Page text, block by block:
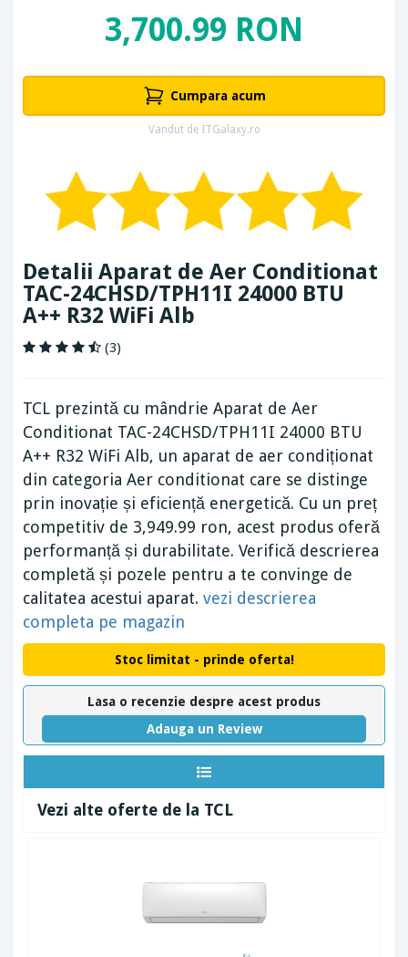
3,700.99 RON
Cumpara acum
Vandut de ITGalaxy.ro
Detalii Aparat de Aer Conditionat
TAC-24CHSD/TPH11I 24000 BTU
A++ R32 WiFi Alb
(3)
TCL prezintă cu mândrie Aparat de Aer
Conditionat TAC-24CHSD/TPH11I 24000 BTU
A++ R32 WiFi Alb, un aparat de aer condiționat
din categoria Aer conditionat care se distinge
prin inovație și eficiență energetică. Cu un preț
competitiv de 3,949.99 ron, acest produs oferă
performanță și durabilitate. Verifică descrierea
completă și pozele pentru a te convinge de
calitatea acestui aparat. vezi descrierea
completa pe magazin
Stoc limitat - prinde oferta!
Lasa o recenzie despre acest produs
Adauga un Review
Vezi alte oferte de la TCL